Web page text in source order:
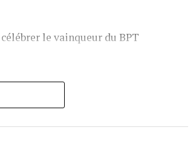
le vainqueur du BPT
!